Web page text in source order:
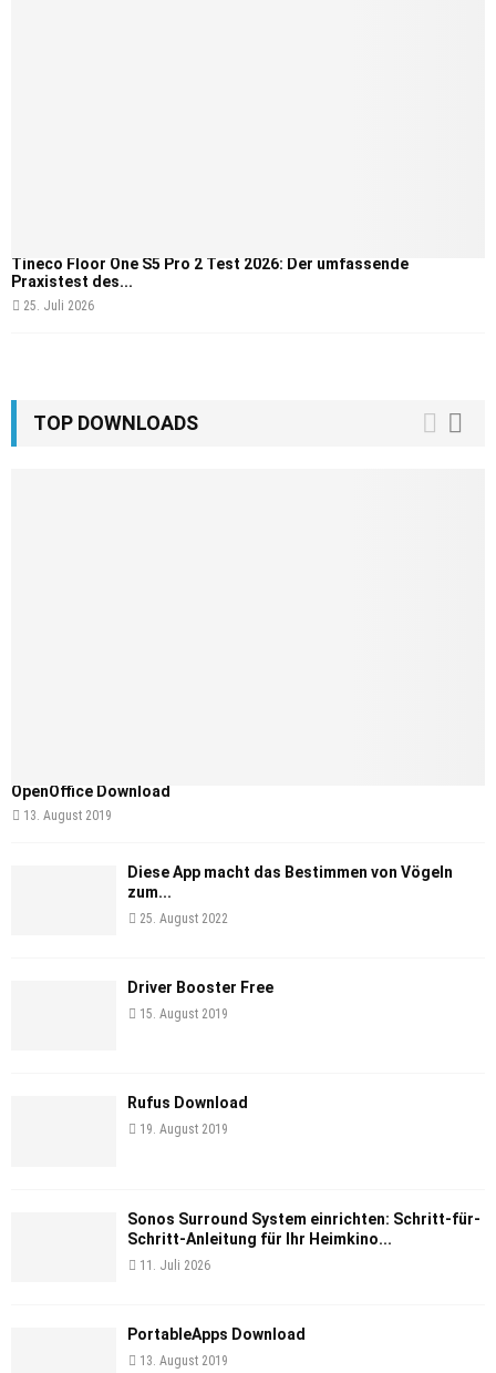
Tineco Floor One S5 Pro 2 Test 2026: Der umfassende
Praxistest des...
25. Juli 2026
TOP DOWNLOADS
OpenOffice Download
13. August 2019
Diese App macht das Bestimmen von Vögeln
zum...
25. August 2022
Driver Booster Free
15. August 2019
Rufus Download
19. August 2019
Sonos Surround System einrichten: Schritt-für-
Schritt-Anleitung für Ihr Heimkino...
11. Juli 2026
PortableApps Download
13. August 2019